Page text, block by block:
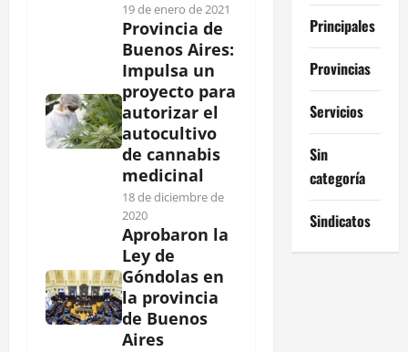
19 de enero de 2021
Provincia de
Buenos Aires:
Impulsa un
proyecto para
autorizar el
autocultivo
de cannabis
medicinal
18 de diciembre de
2020
Aprobaron la
Ley de
Góndolas en
la provincia
de Buenos
Aires
Principales
Provincias
Servicios
Sin
categoría
Sindicatos